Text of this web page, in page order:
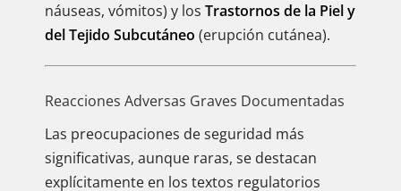
náuseas, vómitos) y los Trastornos de la Piel y
del Tejido Subcutáneo (erupción cutánea).
Reacciones Adversas Graves Documentadas
Las preocupaciones de seguridad más
significativas, aunque raras, se destacan
explícitamente en los textos regulatorios